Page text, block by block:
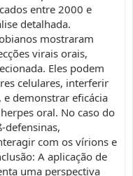
entre 2000 e
detalhada.
mostraram
virais orais,
Eles podem
celulares, interferir
e demonstrar eficácia
oral. No caso do
defensinas,
com os vírions e
A aplicação de
uma perspectiva